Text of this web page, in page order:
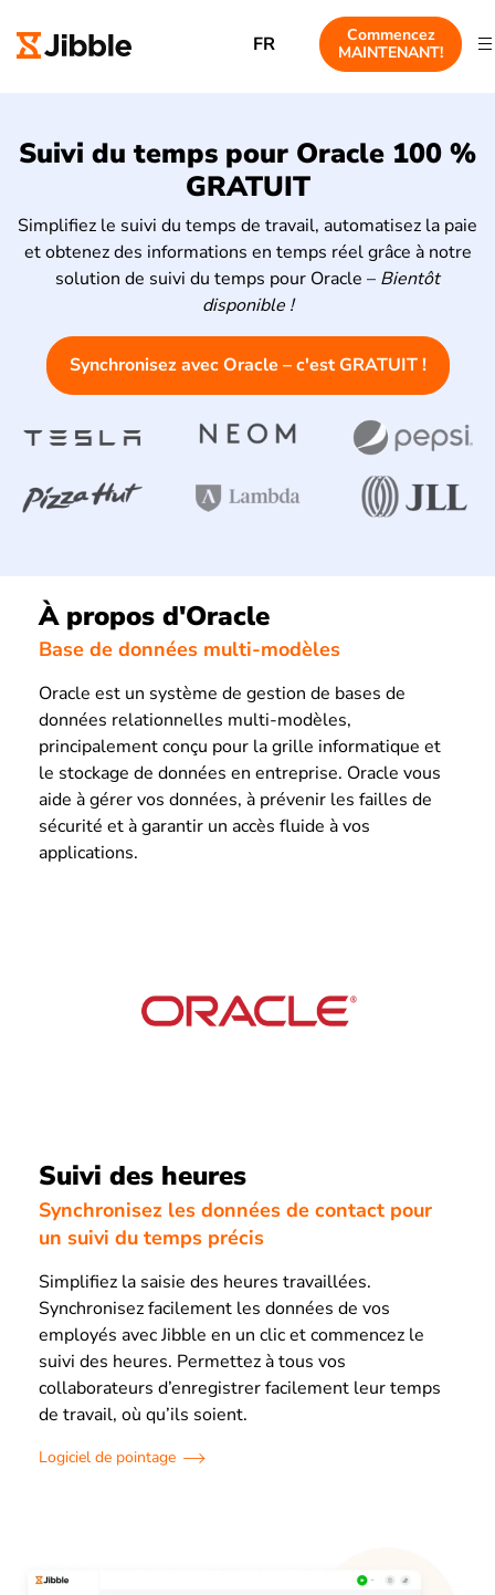
FR
Commencez
MAINTENANT!
Suivi du temps pour Oracle 100 %
GRATUIT
Simplifiez le suivi du temps de travail, automatisez la paie
et obtenez des informations en temps réel grâce à notre
solution de suivi du temps pour Oracle – Bientôt
disponible !
Synchronisez avec Oracle – c'est GRATUIT !
À propos d'Oracle
Base de données multi-modèles
Oracle est un système de gestion de bases de
données relationnelles multi-modèles,
principalement conçu pour la grille informatique et
le stockage de données en entreprise. Oracle vous
aide à gérer vos données, à prévenir les failles de
sécurité et à garantir un accès fluide à vos
applications.
Suivi des heures
Synchronisez les données de contact pour
un suivi du temps précis
Simplifiez la saisie des heures travaillées.
Synchronisez facilement les données de vos
employés avec Jibble en un clic et commencez le
suivi des heures. Permettez à tous vos
collaborateurs d’enregistrer facilement leur temps
de travail, où qu’ils soient.
Logiciel de pointage